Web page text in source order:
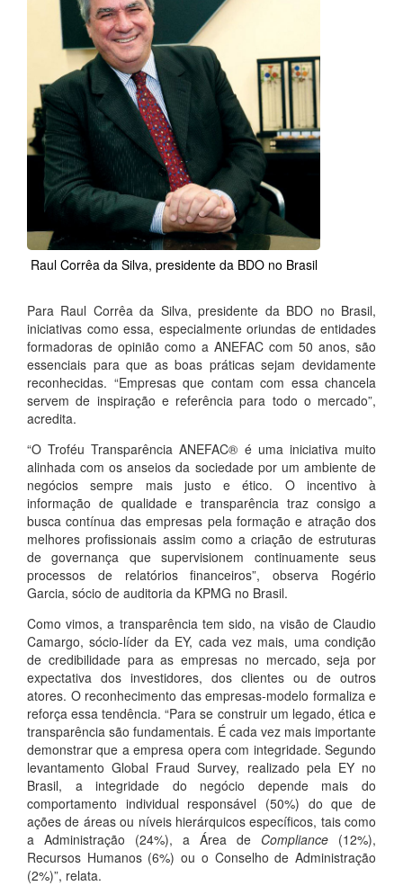
Raul Corrêa da Silva, presidente da BDO no Brasil
Para Raul Corrêa da Silva, presidente da BDO no Brasil,
iniciativas como essa, especialmente oriundas de entidades
formadoras de opinião como a ANEFAC com 50 anos, são
essenciais para que as boas práticas sejam devidamente
reconhecidas. “Empresas que contam com essa chancela
servem de inspiração e referência para todo o mercado”,
acredita.
“O Troféu Transparência ANEFAC® é uma iniciativa muito
alinhada com os anseios da sociedade por um ambiente de
negócios sempre mais justo e ético. O incentivo à
informação de qualidade e transparência traz consigo a
busca contínua das empresas pela formação e atração dos
melhores profissionais assim como a criação de estruturas
de governança que supervisionem continuamente seus
processos de relatórios financeiros”, observa Rogério
Garcia, sócio de auditoria da KPMG no Brasil.
Como vimos, a transparência tem sido, na visão de Claudio
Camargo, sócio-líder da EY, cada vez mais, uma condição
de credibilidade para as empresas no mercado, seja por
expectativa dos investidores, dos clientes ou de outros
atores. O reconhecimento das empresas-modelo formaliza e
reforça essa tendência. “Para se construir um legado, ética e
transparência são fundamentais. É cada vez mais importante
demonstrar que a empresa opera com integridade. Segundo
levantamento Global Fraud Survey, realizado pela EY no
Brasil, a integridade do negócio depende mais do
comportamento individual responsável (50%) do que de
ações de áreas ou níveis hierárquicos específicos, tais como
a Administração (24%), a Área de Compliance (12%),
Recursos Humanos (6%) ou o Conselho de Administração
(2%)”, relata.